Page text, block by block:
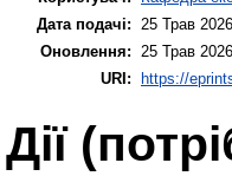
Дата подачі: 25 Трав
Оновлення: 25 Трав
URI:
https://
Дії